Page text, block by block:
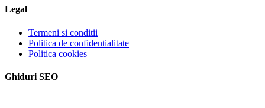
Legal
Termeni si conditii
Politica de confidentialitate
Politica cookies
Ghiduri SEO